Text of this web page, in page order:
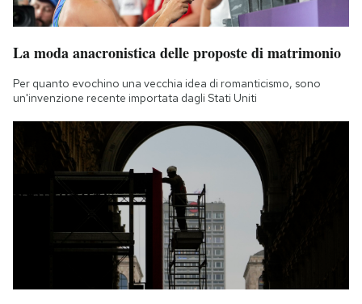
La moda anacronistica delle proposte di matrimonio
Per quanto evochino una vecchia idea di romanticismo, sono
un'invenzione recente importata dagli Stati Uniti